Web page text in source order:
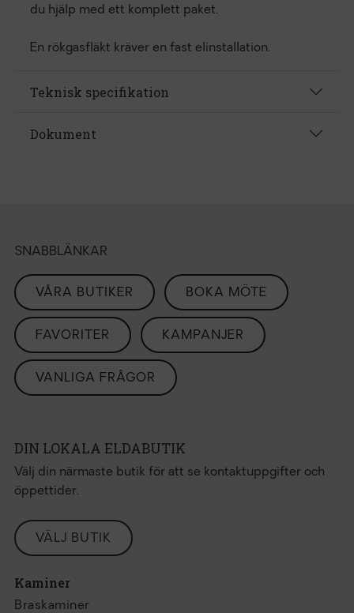
du hjälp med ett komplett paket.
En rökgasfläkt kräver en fast elinstallation.
Teknisk specifikation
Dokument
SNABBLÄNKAR
VÅRA BUTIKER BOKA MÖTE
FAVORITER KAMPANJER
VANLIGA FRÅGOR
DIN LOKALA ELDABUTIK
Välj din närmaste butik för att se kontaktuppgifter och
öppettider.
VÄLJ BUTIK
Kaminer
Braskaminer